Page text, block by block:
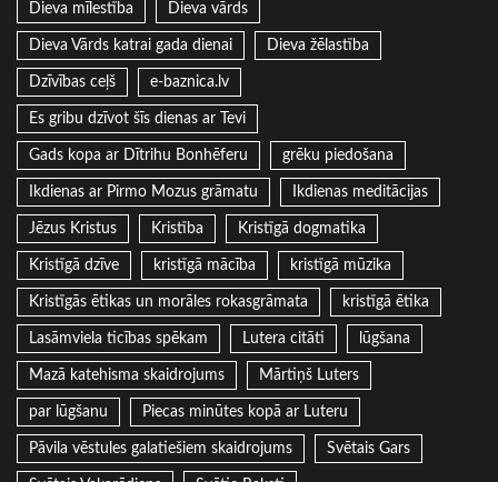
Dieva mīlestība Dieva vārds
Dieva Vārds katrai gada dienai Dieva žēlastība
Dzīvības ceļš e-baznica.lv
Es gribu dzīvot šīs dienas ar Tevi
Gads kopa ar Dītrihu Bonhēferu grēku piedošana
Ikdienas ar Pirmo Mozus grāmatu Ikdienas meditācijas
Jēzus Kristus Kristība Kristīgā dogmatika
Kristīgā dzīve kristīgā mācība kristīgā mūzika
Kristīgās ētikas un morāles rokasgrāmata kristīgā ētika
Lasāmviela ticības spēkam Lutera citāti lūgšana
Mazā katehisma skaidrojums Mārtiņš Luters
par lūgšanu Piecas minūtes kopā ar Luteru
Pāvila vēstules galatiešiem skaidrojums Svētais Gars